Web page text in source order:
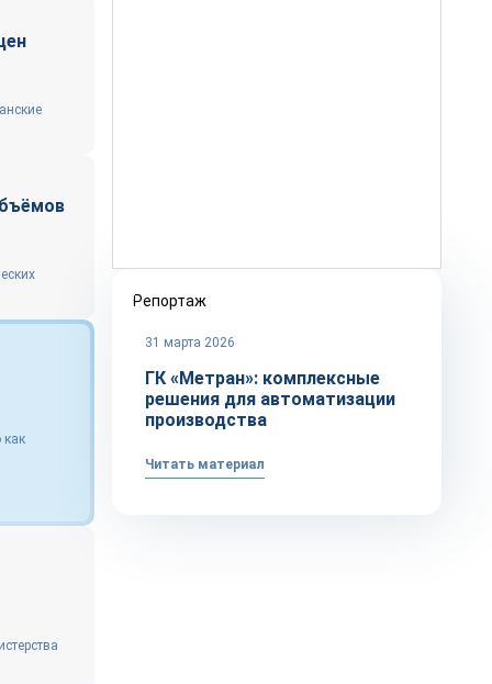
как
Репортаж
31 марта 2026
ГК «Метран»: комплексные
решения для автоматизации
производства
Читать материал